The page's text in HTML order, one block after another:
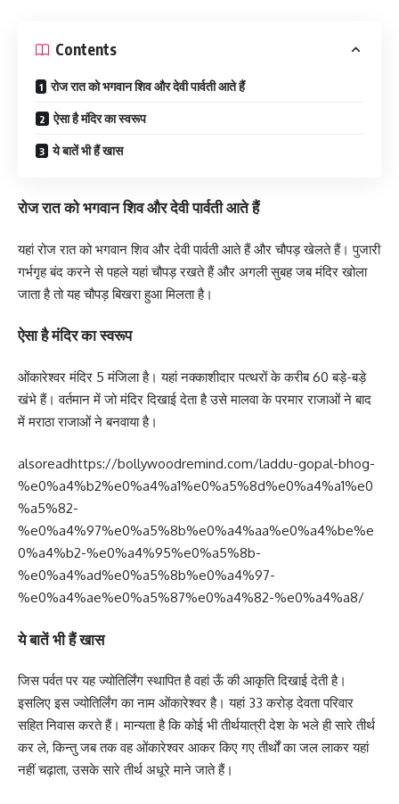
Contents
रोज रात को भगवान शिव और देवी पार्वती आते हैं
ऐसा है मंदिर का स्वरूप
ये बातें भी हैं खास
रोज रात को भगवान शिव और देवी पार्वती आते हैं
यहां रोज रात को भगवान शिव और देवी पार्वती आते हैं और चौपड़ खेलते हैं। पुजारी
गर्भगृह बंद करने से पहले यहां चौपड़ रखते हैं और अगली सुबह जब मंदिर खोला
जाता है तो यह चौपड़ बिखरा हुआ मिलता है।
ऐसा है मंदिर का स्वरूप
ओंकारेश्वर मंदिर 5 मंजिला है। यहां नक्काशीदार पत्थरों के करीब 60 बड़े-बड़े
खंभे हैं। वर्तमान में जो मंदिर दिखाई देता है उसे मालवा के परमार राजाओं ने बाद
में मराठा राजाओं ने बनवाया है।
alsoreadhttps://bollywoodremind.com/laddu-gopal-bhog-
%e0%a4%b2%e0%a4%a1%e0%a5%8d%e0%a4%a1%e0
%a5%82-
%e0%a4%97%e0%a5%8b%e0%a4%aa%e0%a4%be%e
0%a4%b2-%e0%a4%95%e0%a5%8b-
%e0%a4%ad%e0%a5%8b%e0%a4%97-
%e0%a4%ae%e0%a5%87%e0%a4%82-%e0%a4%a8/
ये बातें भी हैं खास
जिस पर्वत पर यह ज्योतिर्लिंग स्थापित है वहां ऊँ की आकृति दिखाई देती है।
इसलिए इस ज्योतिर्लिंग का नाम ओंकारेश्वर है। यहां 33 करोड़ देवता परिवार
सहित निवास करते हैं। मान्यता है कि कोई भी तीर्थयात्री देश के भले ही सारे तीर्थ
कर ले, किन्तु जब तक वह ओंकारेश्वर आकर किए गए तीर्थों का जल लाकर यहां
नहीं चढ़ाता, उसके सारे तीर्थ अधूरे माने जाते हैं।